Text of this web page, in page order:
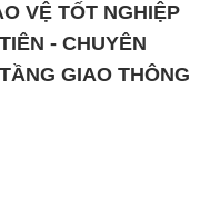
VỆ TỐT NGHIỆP
- CHUYÊN
GIAO THÔNG